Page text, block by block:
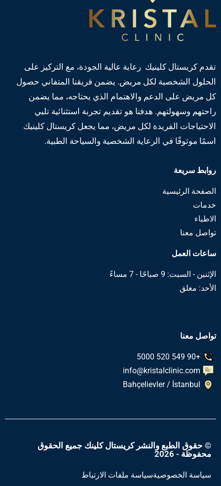
تقدم كريستال كلينيك رعاية عالية الجودة، مع التركيز على
الحلول الشخصية لكل مريض. يضمن فريقنا المتفاني حصول
كل مريض على الدعم والاهتمام الذي يحتاجه، مما يضمن
راحتهم وسهولتهم. هدفنا هو تقديم تجربة استثنائية تلبي
الاحتياجات الفريدة لكل مريض، مما يجعل كريستال كلينيك
اسمًا موثوقًا في الرعاية الشخصية والسياحة الطبية.
روابط سريعة
الصفحة الرئيسية
خدمات
الاطباء
تواصل معنا
ساعات العمل
الإثنين - السبت: 9 صباحًا - 7 مساءً
الأحد: مغلق
تواصل معنا
+90 549 520 5000
info@kristalclinic.com
Bahçelievler / İstanbul
© حقوق الطبع والنشر كريستال كلينك جميع الحقوق
محفوظة - 2026
سياسة الخصوصيةسياسة ملفات الارتباط